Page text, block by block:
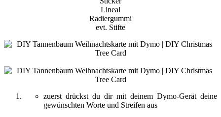
Lineal
Radiergummi
evt. Stifte
zuerst drückst du dir mit deinem Dymo-Gerät deine
gewünschten Worte und Streifen aus